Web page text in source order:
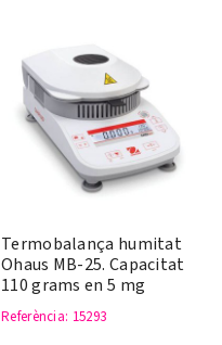
Termobalança humitat
Ohaus MB-25. Capacitat
110 grams en 5 mg
Referència: 15293